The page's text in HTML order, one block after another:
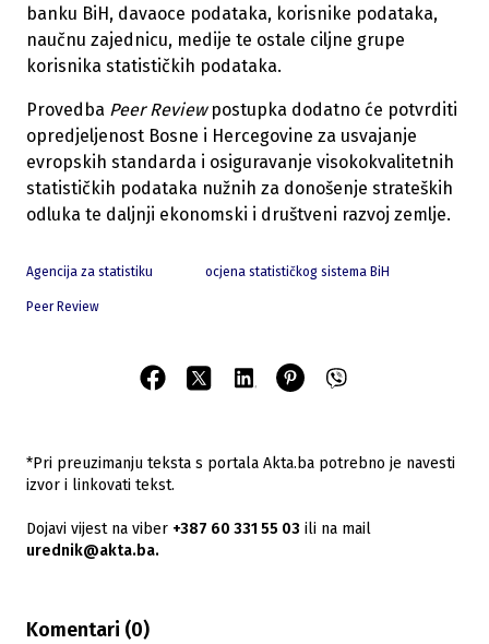
banku BiH, davaoce podataka, korisnike podataka,
naučnu zajednicu, medije te ostale ciljne grupe
korisnika statističkih podataka.
Provedba Peer Reviewpostupka dodatno će potvrditi
opredjeljenost Bosne i Hercegovine za usvajanje
evropskih standarda i osiguravanje visokokvalitetnih
statističkih podataka nužnih za donošenje strateških
odluka te daljnji ekonomski i društveni razvoj zemlje.
Agencija za statistiku ocjena statističkog sistema BiH
Peer Review
*Pri preuzimanju teksta s portala Akta.ba potrebno je navesti
izvor i linkovati tekst.
Dojavi vijest na viber +387 60 331 55 03 ili na mail
urednik@akta.ba.
Komentari (0)